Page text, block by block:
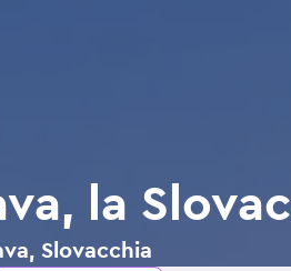
la
Slovacchia